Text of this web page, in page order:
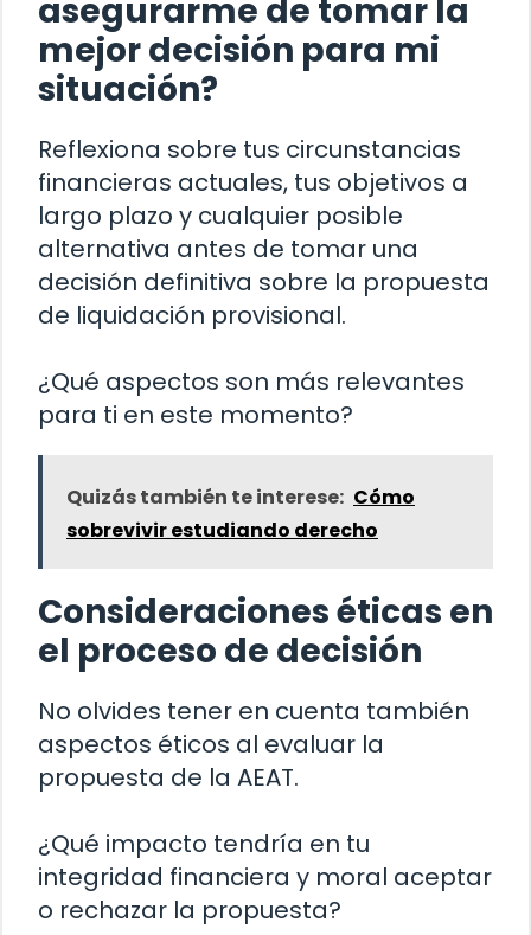
asegurarme de tomar la
mejor decisión para mi
situación?
Reflexiona sobre tus circunstancias
financieras actuales, tus objetivos a
largo plazo y cualquier posible
alternativa antes de tomar una
decisión definitiva sobre la propuesta
de liquidación provisional.
¿Qué aspectos son más relevantes
para ti en este momento?
Quizás también te interese: Cómo
sobrevivir estudiando derecho
Consideraciones éticas en
el proceso de decisión
No olvides tener en cuenta también
aspectos éticos al evaluar la
propuesta de la AEAT.
¿Qué impacto tendría en tu
integridad financiera y moral aceptar
o rechazar la propuesta?